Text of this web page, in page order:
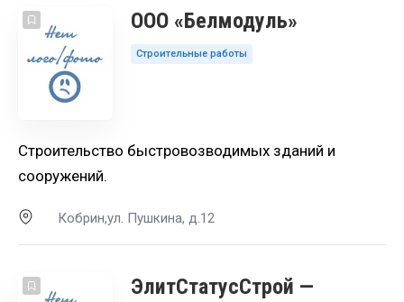
ООО «Белмодуль»
Строительные работы
Строительство быстровозводимых зданий и
сооружений.
Кобрин,ул. Пушкина, д.12
ЭлитСтатусСтрой —